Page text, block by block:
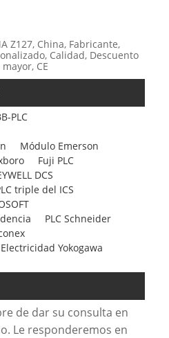
Z127, China, Fabricante,
Calidad, Descuento
CE
PLC
Módulo Emerson
Fuji PLC
DCS
triple del ICS
PLC Schneider
Electricidad Yokogawa
de dar su consulta en
Le responderemos en